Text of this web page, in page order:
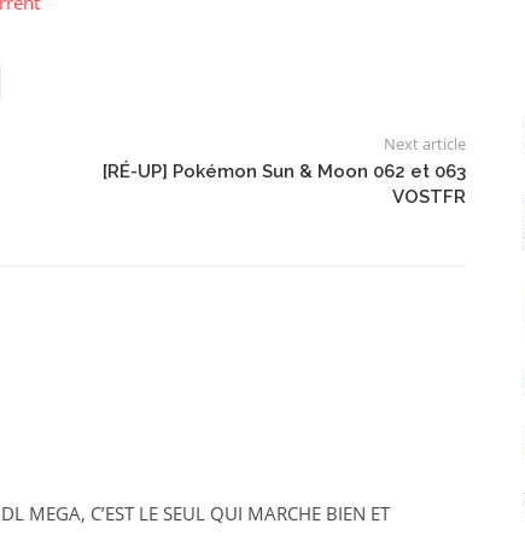
Next article
[RÉ-UP] Pokémon Sun & Moon 062 et 063
VOSTFR
MEGA, C’EST LE SEUL QUI MARCHE BIEN ET